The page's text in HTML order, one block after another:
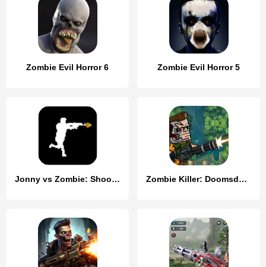
Zombie Evil Horror 6 Zombie Evil Horror 5
Jonny vs Zombie: Shooter game Zombie Killer: Doomsday Hero